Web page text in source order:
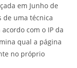
em Junho de
de uma técnica
com o IP da
qual a página
no próprio